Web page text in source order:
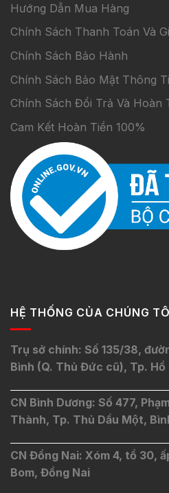
Hướng Dẫn Mua Hàng
Chính Sách Thanh Toán Và
Chính Sách Bảo Hành
Chính Sách Bảo Mật Thông
Chính Sách Đổi Trả Và Hoàn
Cam Kết Hoàn Tiền 100%
HỆ THỐNG CỦA CHÚNG
Trụ sở chính: Số 135/38,
Bình (Q. Thủ Đức cũ), Tp. Hồ
CN Bình Dương: Số 477,
Thành, Tp. Thủ Dầu Một,
CN Đồng Nai: Xóm 4, tổ 30,
Bom, Đồng Nai